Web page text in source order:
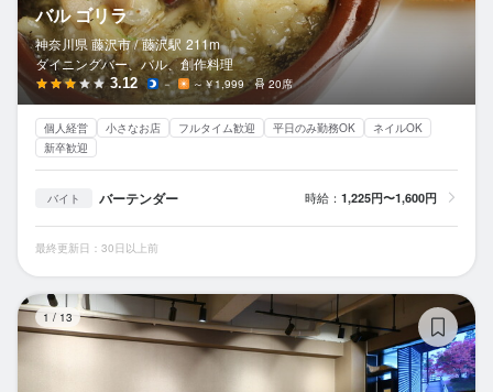
バル ゴリラ
神奈川県 藤沢市 / 藤沢駅 211m
ダイニングバー、バル、創作料理
3.12 － ～￥1,999 20席
個人経営 小さなお店 フルタイム歓迎 平日のみ勤務OK
ネイルOK
新卒歓迎
バイト バーテンダー 時給： 1,225円〜1,600円
最終更新日：30日以上前
1 / 13